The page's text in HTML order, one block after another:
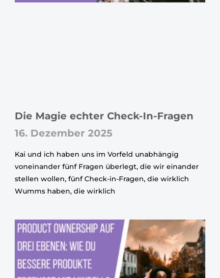
Die Magie echter Check-In-Fragen
16. Dezember 2025
Kai und ich haben uns im Vorfeld unabhängig
voneinander fünf Fragen überlegt, die wir einander
stellen wollen, fünf Check-in-Fragen, die wirklich
Wumms haben, die wirklich